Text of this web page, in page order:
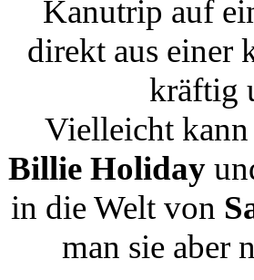
Kanutrip auf
direkt aus einer
kräftig
Vielleicht
Billie Holiday
in die Welt von
man sie aber